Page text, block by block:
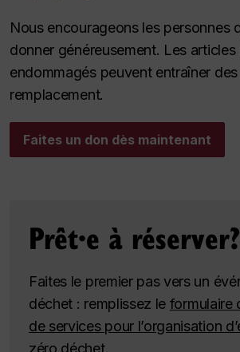
Nous encourageons les personnes
donner généreusement. Les articles
endommagés peuvent entraîner
remplacement.
Faites un don dès maintenant
Prêt·e à réserver?
Faites le premier pas vers un
déchet : remplissez le formulaire
de services pour l’organisation
zéro déchet.